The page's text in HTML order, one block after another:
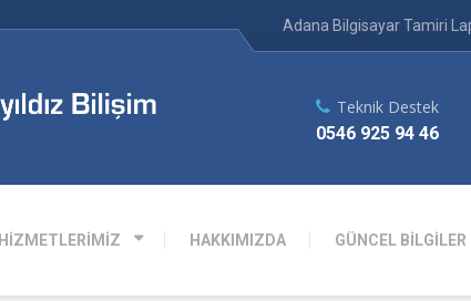
Adana Bilgisayar Tamiri
HİZMETLERİMİZ HAKKIMIZDA GÜNCEL BİLGİLER
Teknik Destek
0546 925 94 46